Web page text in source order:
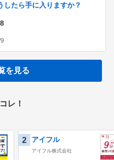
したら手に入りますか？
を見る
レ！
2 アイフル
アイフル株式会社